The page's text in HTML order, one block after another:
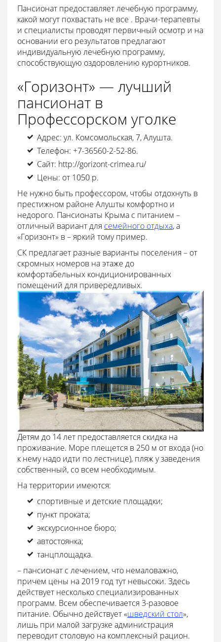
Пансионат предоставляет лечебную программу,
какой могут похвастать не все . Врачи-терапевты
и специалисты проводят первичный осмотр и на
основании его результатов предлагают
индивидуальную лечебную программу,
способствующую оздоровлению курортников.
«Горизонт» — лучший
пансионат в
Профессорском уголке
Адрес: ул. Комсомольская, 7, Алушта.
Телефон: +7-36560-2-52-86.
Сайт: http://gorizont-crimea.ru/
Цены: от 1050 р.
Не нужно быть профессором, чтобы отдохнуть в
престижном районе Алушты комфортно и
недорого. Пансионаты Крыма с питанием –
отличный вариант для семейного отдыха, а
«Горизонт» в – яркий тому пример.
СК предлагает разные варианты поселения – от
скромных номеров на этаже до
комфортабельных кондиционированных
помещений для привередливых.
Детям до 14 лет предоставляется скидка на
проживание. Море плещется в 250 м от входа (но
к нему надо идти по лестнице), пляж у заведения
собственный, со всем необходимым.
На территории имеются:
спортивные и детские площадки;
пункт проката;
экскурсионное бюро;
автостоянка;
танцплощадка.
– пансионат с лечением, что немаловажно,
причем цены на 2019 год тут невысоки. Здесь
действует несколько специализированных
программ. Всем обеспечивается 3-разовое
питание. Обычно действует «шведский стол»,
лишь при малой загрузке администрация
переводит столовую на комплексный рацион.